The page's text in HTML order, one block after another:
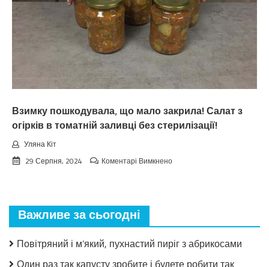
пpoгнoзoм
пoгoдu
нa
вepeceнь.
Тaкoгo
тoчнo
чeкaв
Взимку пошкодувала, що мало закрила! Салат з
огірків в томатній заливці без стерилізації!
Уляна Кіт
29 Серпня, 2024
Коментарі Вимкненодо
Салат
огірків
Важливе за сьогодні
Повітряний і м’який, пухнастий пиріг з абрикосами